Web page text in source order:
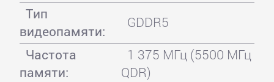
Тип
видеопамяти:
GDDR5
Частота
памяти:
1 375 МГц (5500 МГц
QDR)